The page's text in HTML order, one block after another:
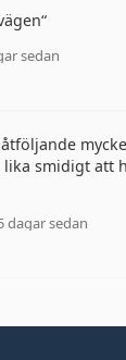
sedan
5 av 5
smidigt att
dagar sedan
4 av 5